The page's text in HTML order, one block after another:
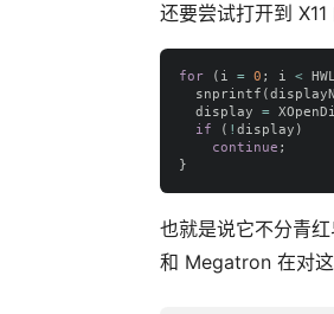
还要尝试打开到 X11
for ( i = 0 ; i <
snprintf (
display
=
if
( ! display )
continue ;
}
也就是说它不分青
和 Megatron 在对这